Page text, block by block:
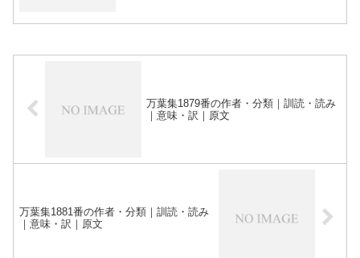
万葉集1879番の作者・分類｜訓読・読み
｜意味・訳｜原文
万葉集1881番の作者・分類｜訓読・読み
｜意味・訳｜原文